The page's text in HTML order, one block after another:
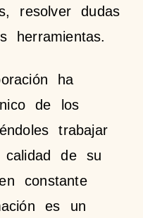
resolver dudas
herramientas.
ha
de los
trabajar
de su
constante
es un